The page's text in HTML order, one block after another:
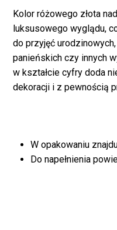
Kolor różowego złota
luksusowego wyglądu,
do przyjęć
panieńskich czy innych
w kształcie cyfry doda
dekoracji i z pewnością
W opakowaniu
Do napełnienia